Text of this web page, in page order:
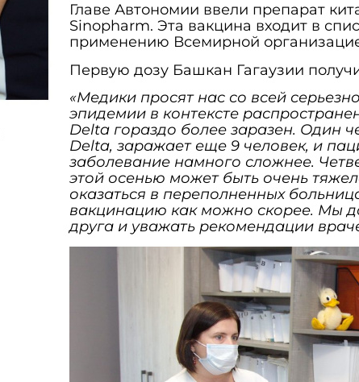
Главе Автономии ввели препарат
Sinopharm. Эта вакцина входит в
применению Всемирной
Первую дозу Башкан Гагаузии
«Медики просят нас со всей
эпидемии в контексте
Delta гораздо более заразен. Один
Delta, заражает еще 9 человек, и
заболевание намного сложнее.
этой осенью может быть очень
оказаться в переполненных
вакцинацию как можно скорее. Мы
друга и уважать рекомендации